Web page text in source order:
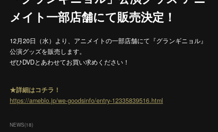
メイト一部店舗にて販売決定！
12月20日（水）より、アニメイトの一部店舗にて『グランギニョル』
公演グッズを販売します。
ぜひDVDとあわせてお買い求めください！
★詳細はコチラ！
https://ameblo.jp/we-goodsinfo/entry-12335839516.html
NEWS(18)